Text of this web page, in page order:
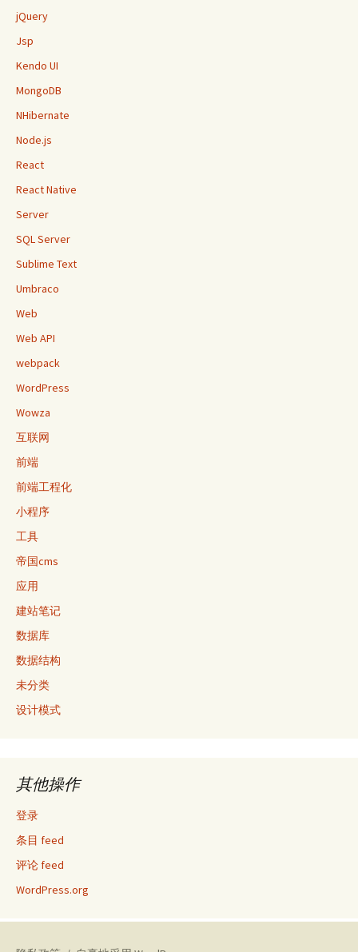
jQuery
Jsp
Kendo UI
MongoDB
NHibernate
Node.js
React
React Native
Server
SQL Server
Sublime Text
Umbraco
Web
Web API
webpack
WordPress
Wowza
互联网
前端
前端工程化
小程序
工具
帝国cms
应用
建站笔记
数据库
数据结构
未分类
设计模式
其他操作
登录
条目 feed
评论 feed
WordPress.org